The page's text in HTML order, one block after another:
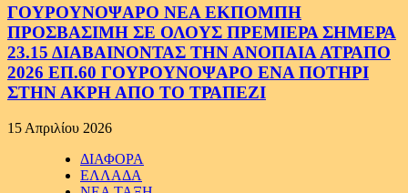
ΓΟΥΡΟΥΝΟΨΑΡΟ ΝΕΑ ΕΚΠΟΜΠΗ
ΠΡΟΣΒΑΣΙΜΗ ΣΕ ΟΛΟΥΣ ΠΡΕΜΙΕΡΑ ΣΗΜΕΡΑ
23.15 ΔΙΑΒΑΙΝΟΝΤΑΣ ΤΗΝ ΑΝΟΠΑΙΑ ΑΤΡΑΠΟ
2026 ΕΠ.60 ΓΟΥΡΟΥΝΟΨΑΡΟ ΕΝΑ ΠΟΤΗΡΙ
ΣΤΗΝ ΑΚΡΗ ΑΠΟ ΤΟ ΤΡΑΠΕΖΙ
15 Απριλίου 2026
ΔΙΑΦΟΡΑ
ΕΛΛΑΔΑ